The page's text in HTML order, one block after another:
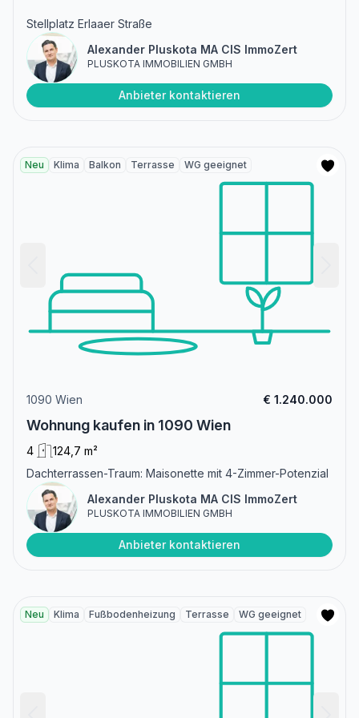
Stellplatz Erlaaer Straße
Alexander Pluskota MA CIS ImmoZert
PLUSKOTA IMMOBILIEN GMBH
Anbieter kontaktieren
Neu Klima Balkon Terrasse WG geeignet
1090 Wien € 1.240.000
Wohnung kaufen in 1090 Wien
4
124,7 m²
Dachterrassen-Traum: Maisonette mit 4-Zimmer-Potenzial
Alexander Pluskota MA CIS ImmoZert
PLUSKOTA IMMOBILIEN GMBH
Anbieter kontaktieren
Neu Klima Fußbodenheizung Terrasse WG geeignet